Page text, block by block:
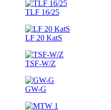
TLF 16/25
LF 20 KatS
TSF-W/Z
GW-G